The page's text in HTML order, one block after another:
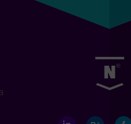
LinkedIn Behance